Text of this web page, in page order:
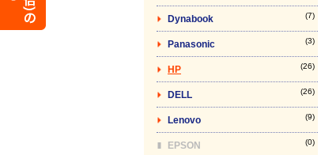
Dynabook (7)
Panasonic (3)
HP (26)
DELL (26)
Lenovo (9)
EPSON (0)